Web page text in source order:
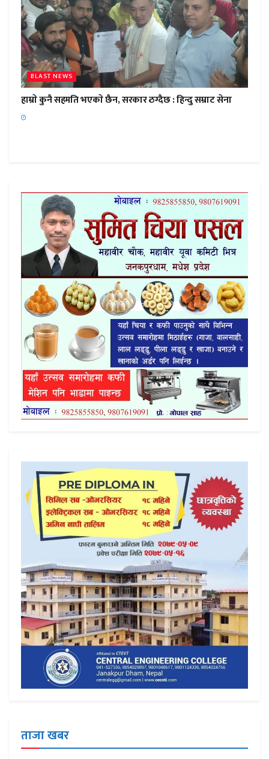
BLAST NEWS
हाम्राे कुनै सहमति भएकाे छैन, सरकार ठग्दैछ : हिन्दु सम्राट सेना
ताजा खबर